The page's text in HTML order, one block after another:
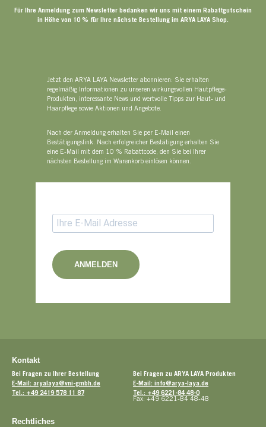
Für Ihre Anmeldung zum Newsletter bedanken wir uns mit einem Rabattgutschein
in Höhe von 10 % für Ihre nächste Bestellung im ARYA LAYA Shop.
Jetzt den ARYA LAYA Newsletter abonnieren: Sie erhalten
regelmäßig Informationen zu unseren wirkungsvollen Hautpflege-
Produkten, interessante News und wertvolle Tipps zur Haut- und
Haarpflege sowie Aktionen und Angebote.
Nach der Anmeldung erhalten Sie per E-Mail einen
Bestätigungslink. Nach erfolgreicher Bestätigung erhalten Sie
eine E-Mail mit dem 10 % Rabattcode, den Sie bei Ihrer
nächsten Bestellung im Warenkorb einlösen können.
ANMELDEN
Kontakt
Bei Fragen zu Ihrer Bestellung
E-Mail: aryalaya@vni-gmbh.de
Tel.: +49 2419 578 11 87
Bei Fragen zu ARYA LAYA Produkten
E-Mail: info@arya-laya.de
Tel.: +49 6221-84 48-0
Fax: +49 6221-84 48-48
Rechtliches